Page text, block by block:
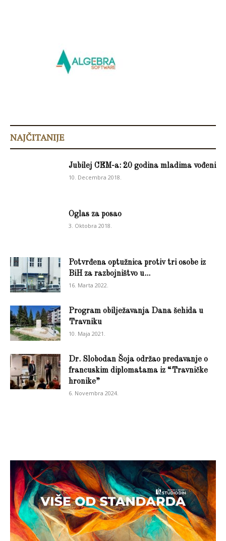
NAJČITANIJE
Jubilej CEM-a: 20 godina mladima vođeni
10. Decembra 2018.
Oglas za posao
3. Oktobra 2018.
Potvrđena optužnica protiv tri osobe iz
BiH za razbojništvo u...
16. Marta 2022.
Program obilježavanja Dana šehida u
Travniku
10. Maja 2021.
Dr. Slobodan Šoja održao predavanje o
francuskim diplomatama iz “Travničke
hronike”
6. Novembra 2024.